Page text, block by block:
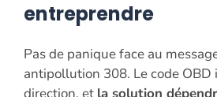
entreprendre
Pas de panique face au
antipollution 308. Le code OBD